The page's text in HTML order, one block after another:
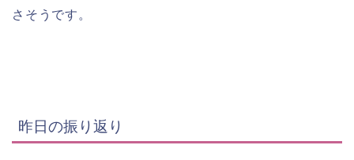
さそうです。
昨日の振り返り